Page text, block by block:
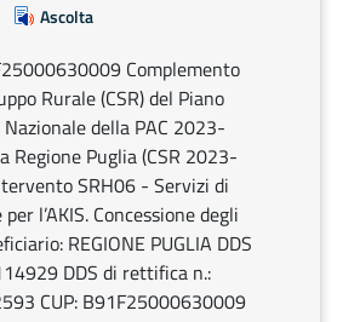
Ascolta
Complemento
Rurale (CSR) del Piano
della PAC 2023-
Regione Puglia (CSR 2023-
SRH06 - Servizi di
l’AKIS. Concessione degli
REGIONE PUGLIA DDS
DDS di rettifica n.:
CUP: B91F25000630009